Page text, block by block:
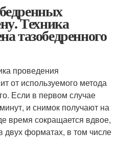
Техника
тазобедренного
проведения
от используемого метода
Если в первом случае
и снимок получают на
время сокращается вдвое,
двух форматах, в том числе